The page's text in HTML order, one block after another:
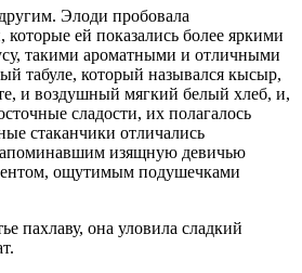
Элоди пробовала
ей показались более яркими
такими ароматными и отличными
табуле, который назывался кысыр,
и воздушный мягкий белый хлеб, и,
сладости, их полагалось
стаканчики отличались
изящную девичью
ощутимым подушечками
пахлаву, она уловила сладкий